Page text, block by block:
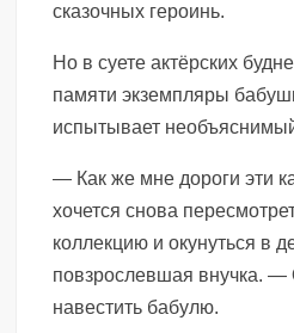
сказочных героинь.
Но в суете актёрских
памяти экземпляры
испытывает
— Как же мне дороги эти
хочется снова
коллекцию и окунуться в
повзрослевшая внучка. —
навестить бабулю.